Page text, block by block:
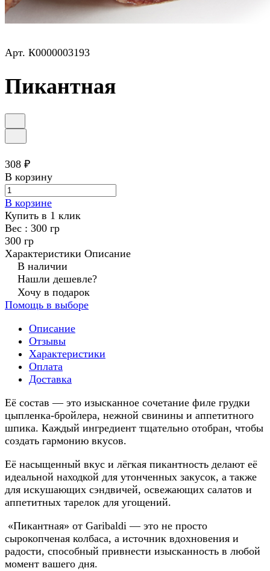
Арт. К0000003193
Пикантная
308 ₽
В корзину
В корзине
Купить в 1 клик
Вес : 300 гр
300 гр
Характеристики Описание
В наличии
Нашли дешевле?
Хочу в подарок
Помощь в выборе
Описание
Отзывы
Характеристики
Оплата
Доставка
Её состав — это изысканное сочетание филе грудки
цыпленка-бройлера, нежной свинины и аппетитного
шпика. Каждый ингредиент тщательно отобран, чтобы
создать гармонию вкусов.
Её насыщенный вкус и лёгкая пикантность делают её
идеальной находкой для утонченных закусок, а также
для искушающих сэндвичей, освежающих салатов и
аппетитных тарелок для угощений.
«Пикантная» от Garibaldi — это не просто
сырокопченая колбаса, а источник вдохновения и
радости, способный привнести изысканность в любой
момент вашего дня.